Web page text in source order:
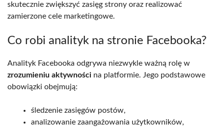
skutecznie zwiększyć zasięg strony oraz realizować
zamierzone cele marketingowe.
Co robi analityk na stronie Facebooka?
Analityk Facebooka odgrywa niezwykle ważną rolę w
zrozumieniu aktywności na platformie. Jego podstawowe
obowiązki obejmują:
śledzenie zasięgów postów,
analizowanie zaangażowania użytkowników,